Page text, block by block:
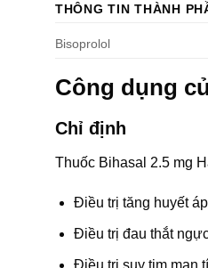
THÔNG TIN THÀNH
Bisoprolol
Công dụng
Chỉ định
Thuốc Bihasal 2.5 mg
Ðiều trị tăng huyết
Ðiều trị đau thắt
Ðiều trị suy tim mạn